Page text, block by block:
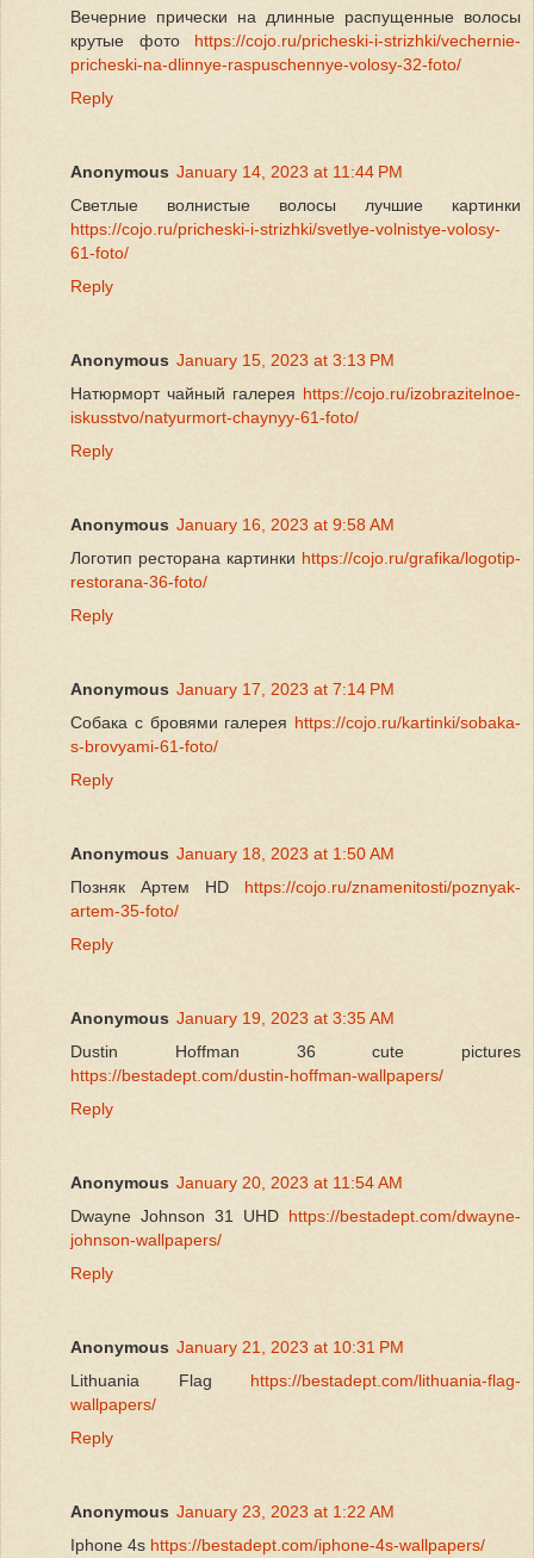
Вечерние прически на длинные распущенные волосы
крутые фото https://cojo.ru/pricheski-i-strizhki/vechernie-
pricheski-na-dlinnye-raspuschennye-volosy-32-foto/
Reply
Anonymous January 14, 2023 at 11:44 PM
Светлые волнистые волосы лучшие картинки
https://cojo.ru/pricheski-i-strizhki/svetlye-volnistye-volosy-
61-foto/
Reply
Anonymous January 15, 2023 at 3:13 PM
Натюрморт чайный галерея https://cojo.ru/izobrazitelnoe-
iskusstvo/natyurmort-chaynyy-61-foto/
Reply
Anonymous January 16, 2023 at 9:58 AM
Логотип ресторана картинки https://cojo.ru/grafika/logotip-
restorana-36-foto/
Reply
Anonymous January 17, 2023 at 7:14 PM
Собака с бровями галерея https://cojo.ru/kartinki/sobaka-
s-brovyami-61-foto/
Reply
Anonymous January 18, 2023 at 1:50 AM
Позняк Артем HD https://cojo.ru/znamenitosti/poznyak-
artem-35-foto/
Reply
Anonymous January 19, 2023 at 3:35 AM
Dustin Hoffman 36 cute pictures
https://bestadept.com/dustin-hoffman-wallpapers/
Reply
Anonymous January 20, 2023 at 11:54 AM
Dwayne Johnson 31 UHD https://bestadept.com/dwayne-
johnson-wallpapers/
Reply
Anonymous January 21, 2023 at 10:31 PM
Lithuania Flag https://bestadept.com/lithuania-flag-
wallpapers/
Reply
Anonymous January 23, 2023 at 1:22 AM
Iphone 4s https://bestadept.com/iphone-4s-wallpapers/